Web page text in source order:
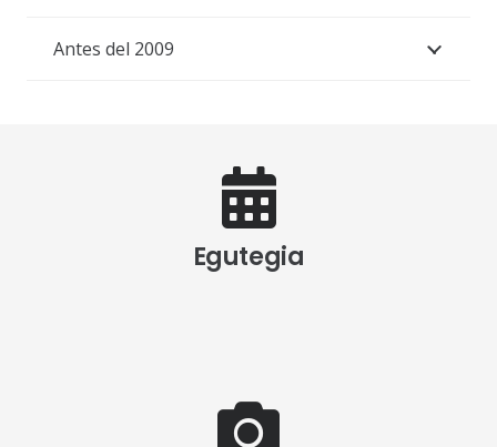
Antes del 2009
Egutegia